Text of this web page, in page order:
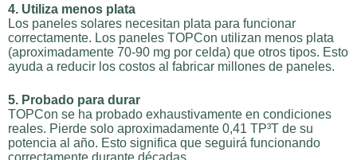
4. Utiliza menos plata
Los paneles solares necesitan plata para funcionar
correctamente. Los paneles TOPCon utilizan menos plata
(aproximadamente 70-90 mg por celda) que otros tipos. Esto
ayuda a reducir los costos al fabricar millones de paneles.
5. Probado para durar
TOPCon se ha probado exhaustivamente en condiciones
reales. Pierde solo aproximadamente 0,41 TP³T de su
potencia al año. Esto significa que seguirá funcionando